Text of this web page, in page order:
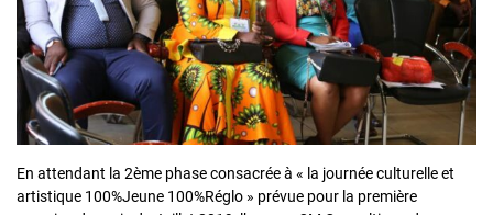
En attendant la 2ème phase consacrée à « la journée culturelle et
artistique 100%Jeune 100%Réglo » prévue pour la première